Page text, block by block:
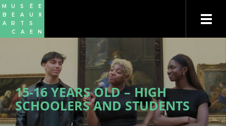
Skip
to
main
content
M U S É
E
B
E A U
X
A
R T
S
C
A E N
15-16 YEARS OLD – HIGH
SCHOOLERS AND STUDENTS
Cookies management panel